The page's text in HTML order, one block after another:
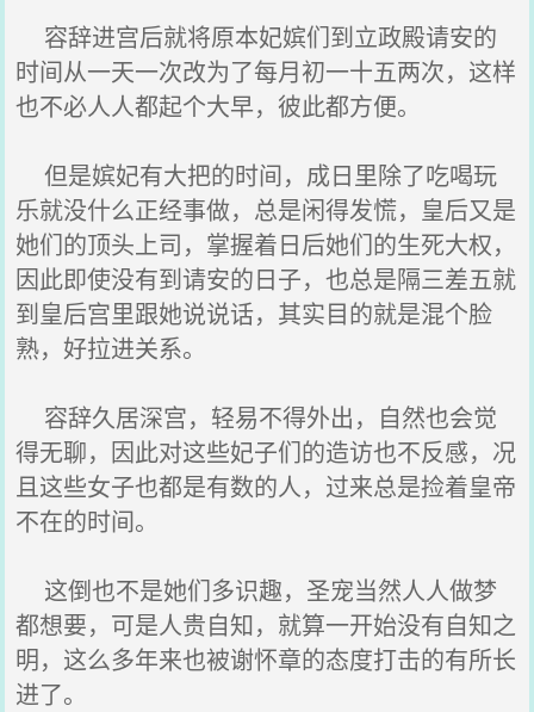
容辞进宫后就将原本妃嫔们到立政殿请安的
时间从一天一次改为了每月初一十五两次，这样
也不必人人都起个大早，彼此都方便。
但是嫔妃有大把的时间，成日里除了吃喝玩
乐就没什么正经事做，总是闲得发慌，皇后又是
她们的顶头上司，掌握着日后她们的生死大权，
因此即使没有到请安的日子，也总是隔三差五就
到皇后宫里跟她说说话，其实目的就是混个脸
熟，好拉进关系。
容辞久居深宫，轻易不得外出，自然也会觉
得无聊，因此对这些妃子们的造访也不反感，况
且这些女子也都是有数的人，过来总是捡着皇帝
不在的时间。
这倒也不是她们多识趣，圣宠当然人人做梦
都想要，可是人贵自知，就算一开始没有自知之
明，这么多年来也被谢怀章的态度打击的有所长
进了。